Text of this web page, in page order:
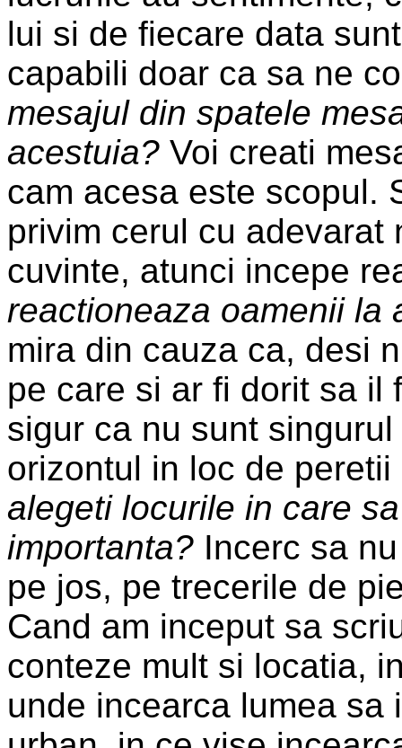
lui si de fiecare data
capabili doar ca sa ne
mesajul din spatele
acestuia? Voi creati
cam acesa este scopul.
privim cerul cu adevarat
cuvinte, atunci incepe
reactioneaza oamenii la
mira din cauza ca, desi
pe care si ar fi dorit sa il
sigur ca nu sunt
orizontul in loc de
alegeti locurile in care
importanta? Incerc sa
pe jos, pe trecerile de
Cand am inceput sa
conteze mult si locatia,
unde incearca lumea